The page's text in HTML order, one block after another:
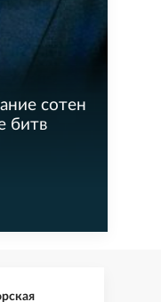
сотен
битв